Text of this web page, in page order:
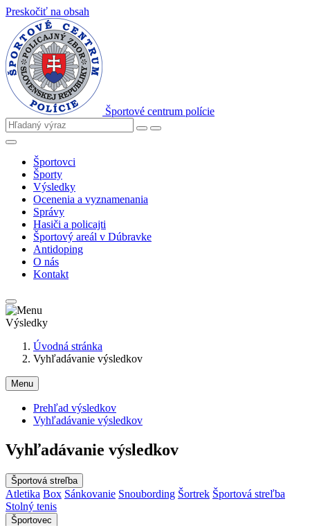
Preskočiť na obsah
Športové centrum polície
Športovci
Športy
Výsledky
Ocenenia a vyznamenania
Správy
Hasiči a policajti
Športový areál v Dúbravke
Antidoping
O nás
Kontakt
Výsledky
Úvodná stránka
Vyhľadávanie výsledkov
Menu
Prehľad výsledkov
Vyhľadávanie výsledkov
Vyhľadávanie výsledkov
Športová streľba
Atletika Box Sánkovanie Snoubording Šortrek Športová streľba
Stolný tenis
Športovec